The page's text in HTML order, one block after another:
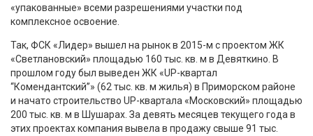
«упакованные» всеми разрешениями участки под
комплексное освоение.
Так, ФСК «Лидер» вышел на рынок в 2015-м с проектом ЖК
«Светлановский» площадью 160 тыс. кв. м в Девяткино. В
прошлом году был выведен ЖК «UP-квартал
“Комендантский”» (62 тыс. кв. м жилья) в Приморском районе
и начато строительство UP-квартала «Московский» площадью
200 тыс. кв. м в Шушарах. За девять месяцев текущего года в
этих проектах компания вывела в продажу свыше 91 тыс.